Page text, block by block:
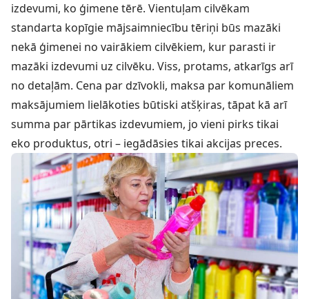
izdevumi, ko ģimene tērē. Vientuļam cilvēkam
standarta kopīgie mājsaimniecību tēriņi būs mazāki
nekā ģimenei no vairākiem cilvēkiem, kur parasti ir
mazāki izdevumi uz cilvēku. Viss, protams, atkarīgs arī
no detaļām. Cena par dzīvokli, maksa par komunāliem
maksājumiem lielākoties būtiski atšķiras, tāpat kā arī
summa par pārtikas izdevumiem, jo vieni pirks tikai
eko produktus, otri – iegādāsies tikai akcijas preces.